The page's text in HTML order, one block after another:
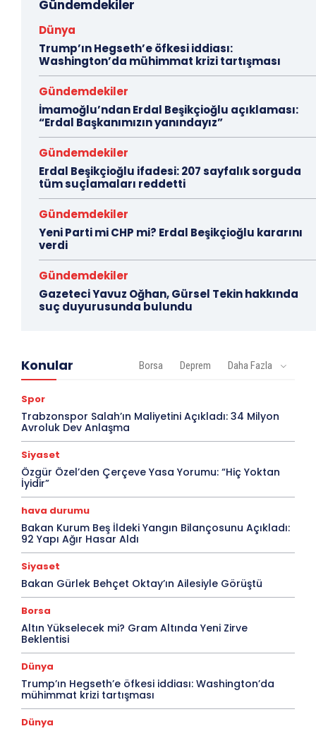
Gündemdekiler
Dünya
Trump’ın Hegseth’e öfkesi iddiası:
Washington’da mühimmat krizi tartışması
Gündemdekiler
İmamoğlu’ndan Erdal Beşikçioğlu açıklaması:
“Erdal Başkanımızın yanındayız”
Gündemdekiler
Erdal Beşikçioğlu ifadesi: 207 sayfalık sorguda
tüm suçlamaları reddetti
Gündemdekiler
Yeni Parti mi CHP mi? Erdal Beşikçioğlu kararını
verdi
Gündemdekiler
Gazeteci Yavuz Oğhan, Gürsel Tekin hakkında
suç duyurusunda bulundu
Konular Borsa Deprem Daha Fazla
Spor
Trabzonspor Salah’ın Maliyetini Açıkladı: 34 Milyon
Avroluk Dev Anlaşma
Siyaset
Özgür Özel’den Çerçeve Yasa Yorumu: “Hiç Yoktan
İyidir”
hava durumu
Bakan Kurum Beş İldeki Yangın Bilançosunu Açıkladı:
92 Yapı Ağır Hasar Aldı
Siyaset
Bakan Gürlek Behçet Oktay’ın Ailesiyle Görüştü
Borsa
Altın Yükselecek mi? Gram Altında Yeni Zirve
Beklentisi
Dünya
Trump’ın Hegseth’e öfkesi iddiası: Washington’da
mühimmat krizi tartışması
Dünya